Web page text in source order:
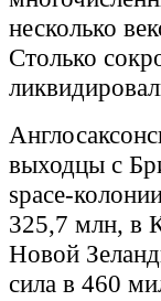
несколько
Столько
выходцы с
space-
325,7 млн, в
Новой
сила в 460